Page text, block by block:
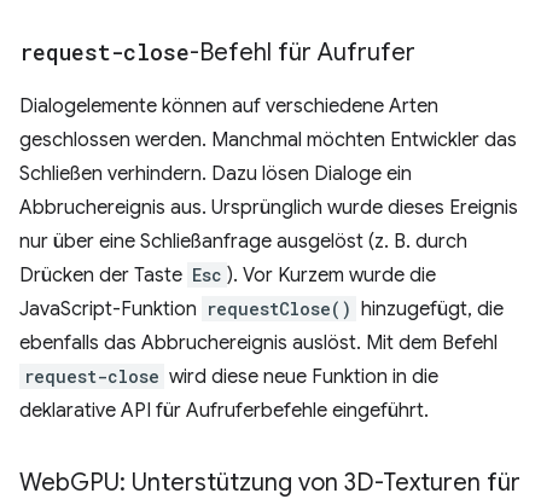
request-close-Befehl für Aufrufer
Dialogelemente können auf verschiedene Arten
geschlossen werden. Manchmal möchten Entwickler das
Schließen verhindern. Dazu lösen Dialoge ein
Abbruchereignis aus. Ursprünglich wurde dieses Ereignis
nur über eine Schließanfrage ausgelöst (z. B. durch
Drücken der Taste Esc ). Vor Kurzem wurde die
JavaScript-Funktion requestClose() hinzugefügt, die
ebenfalls das Abbruchereignis auslöst. Mit dem Befehl
request-close wird diese neue Funktion in die
deklarative API für Aufruferbefehle eingeführt.
WebGPU: Unterstützung von 3D-Texturen für